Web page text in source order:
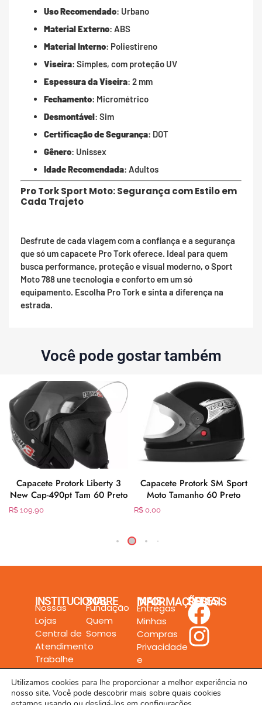
Uso Recomendado: Urbano
Material Externo: ABS
Material Interno: Poliestireno
Viseira: Simples, com proteção UV
Espessura da Viseira: 2 mm
Fechamento: Micrométrico
Desmontável: Sim
Certificação de Segurança: DOT
Gênero: Unissex
Idade Recomendada: Adultos
Pro Tork Sport Moto: Segurança com Estilo em
Cada Trajeto
Desfrute de cada viagem com a confiança e a segurança
que só um capacete Pro Tork oferece. Ideal para quem
busca performance, proteção e visual moderno, o Sport
Moto 788 une tecnologia e conforto em um só
equipamento. Escolha Pro Tork e sinta a diferença na
estrada.
Você pode gostar também
Capacete Protork Liberty 3
New Cap-490pt Tam 60 Preto
R$ 109,90
Capacete Protork SM Sport
Moto Tamanho 60 Preto
R$ 0,00
INSTITUCIONAL
Nossas
Lojas
Central de
Atendimento
Trabalhe
Conosco
SOBRE
Fundação
Quem
Somos
MAIS INFORMAÇÕES
Entregas
Minhas
Compras
Privacidade
e
Segurança
REDES SOCIAIS
Utilizamos cookies para lhe proporcionar a melhor experiência no
nosso site. Você pode descobrir mais sobre quais cookies